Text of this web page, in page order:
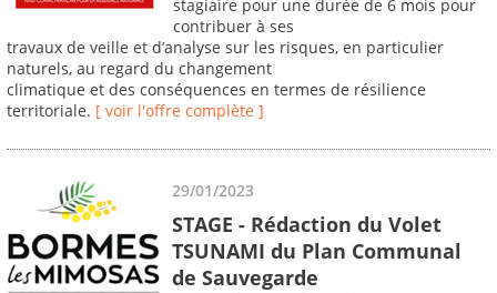
stagiaire pour une durée de 6 mois pour
contribuer à ses
travaux de veille et d’analyse sur les risques, en particulier
naturels, au regard du changement
climatique et des conséquences en termes de résilience
territoriale. [ voir l'offre complète ]
29/01/2023
STAGE - Rédaction du Volet
TSUNAMI du Plan Communal
de Sauvegarde